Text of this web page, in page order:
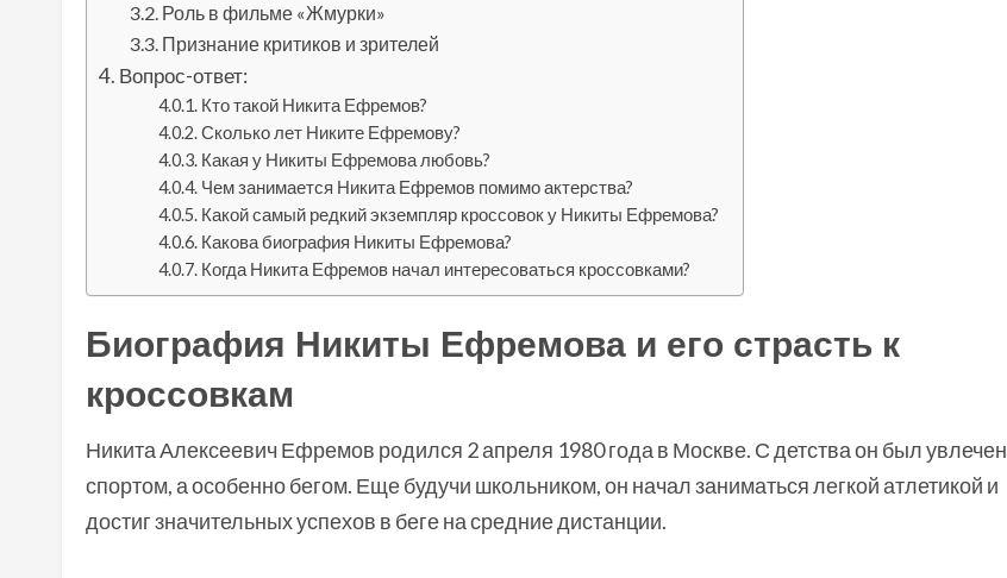
Роль в фильме «Жмурки»
Признание критиков и зрителей
Вопрос-ответ:
Кто такой Никита Ефремов?
Сколько лет Никите Ефремову?
Какая у Никиты Ефремова любовь?
Чем занимается Никита Ефремов помимо актерства?
Какой самый редкий экземпляр кроссовок у Никиты Ефремова?
Какова биография Никиты Ефремова?
Когда Никита Ефремов начал интересоваться кроссовками?
Биография Никиты Ефремова и его страсть к
кроссовкам
Никита Алексеевич Ефремов родился 2 апреля 1980 года в Москве. С детства он был увлечен
спортом, а особенно бегом. Еще будучи школьником, он начал заниматься легкой атлетикой и
достиг значительных успехов в беге на средние дистанции.